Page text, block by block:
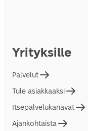
Yrityksille
Palvelut
Tule asiakkaaksi
Itsepalvelukanavat
Ajankohtaista